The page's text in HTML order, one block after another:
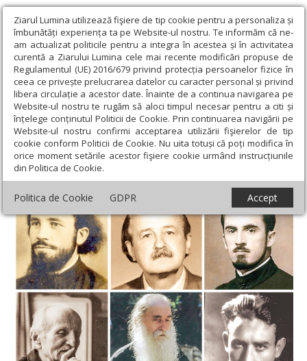
Ziarul Lumina utilizează fişiere de tip cookie pentru a personaliza și
îmbunătăți experiența ta pe Website-ul nostru. Te informăm că ne-
am actualizat politicile pentru a integra în acestea și în activitatea
curentă a Ziarului Lumina cele mai recente modificări propuse de
Regulamentul (UE) 2016/679 privind protecția persoanelor fizice în
ceea ce privește prelucrarea datelor cu caracter personal și privind
libera circulație a acestor date. Înainte de a continua navigarea pe
Website-ul nostru te rugăm să aloci timpul necesar pentru a citi și
înțelege conținutul Politicii de Cookie. Prin continuarea navigării pe
Website-ul nostru confirmi acceptarea utilizării fişierelor de tip
cookie conform Politicii de Cookie. Nu uita totuși că poți modifica în
orice moment setările acestor fişiere cookie urmând instrucțiunile
din Politica de Cookie.
Politica de Cookie GDPR Accept
Ziarul Lumina › Educaţie și Cultură › Interviu › Din dragoste
pentru ei, ajutați-ne să-i cinstim!
Din dragoste pentru ei, ajutați-ne să-i
cinstim!